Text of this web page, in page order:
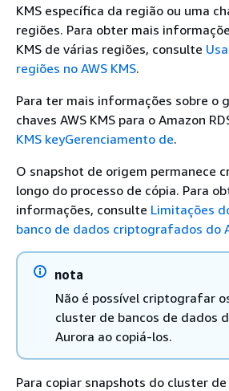
KMS específica da região ou uma
regiões. Para obter mais
KMS de várias regiões, consulte
regiões no AWS KMS.
Para ter mais informações sobre o
chaves AWS KMS para o Amazon
KMS keyGerenciamento de.
O snapshot de origem permanece
longo do processo de cópia. Para
informações, consulte Limitações
banco de dados criptografados do
nota
Não é possível criptografar
cluster de bancos de dados
Aurora ao copiá-los.
Para copiar snapshots do cluster